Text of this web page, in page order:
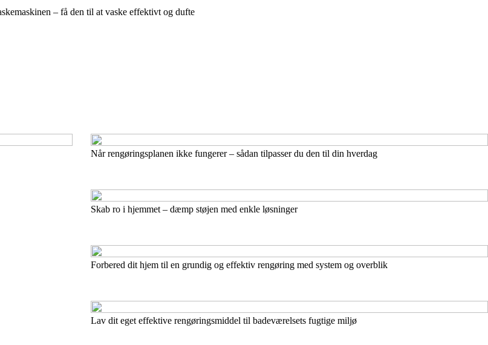
– få den til at vaske effektivt og dufte
Når rengøringsplanen ikke fungerer – sådan tilpasser du den til din hverdag
Skab ro i hjemmet – dæmp støjen med enkle løsninger
Forbered dit hjem til en grundig og effektiv rengøring med system og overblik
Lav dit eget effektive rengøringsmiddel til badeværelsets fugtige miljø